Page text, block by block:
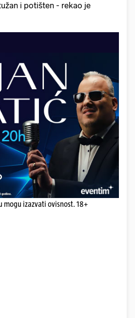
i potišten - rekao je
mogu izazvati ovisnost. 18+